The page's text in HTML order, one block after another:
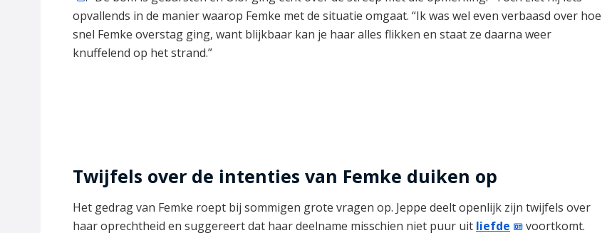
opvallends in de manier waarop Femke met de situatie omgaat. “Ik was wel even verbaasd over hoe
snel Femke overstag ging, want blijkbaar kan je haar alles flikken en staat ze daarna weer
knuffelend op het strand.”
Twijfels over de intenties van Femke duiken op
Het gedrag van Femke roept bij sommigen grote vragen op. Jeppe deelt openlijk zijn twijfels over
haar oprechtheid en suggereert dat haar deelname misschien niet puur uit liefde voortkomt.